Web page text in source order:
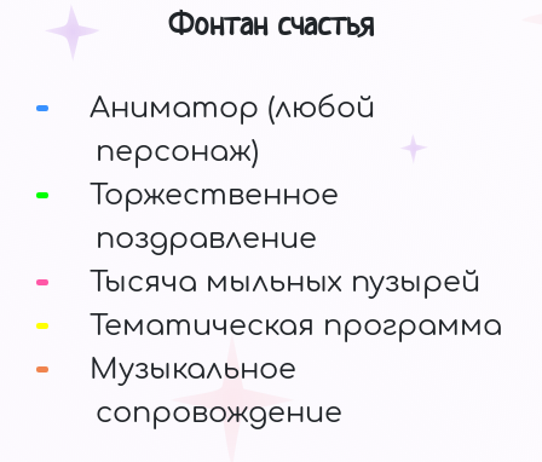
Фонтан счастья
Аниматор (любой
персонаж)
Торжественное
поздравление
Тысяча мыльных пузырей
Тематическая программа
Музыкальное
сопровождение